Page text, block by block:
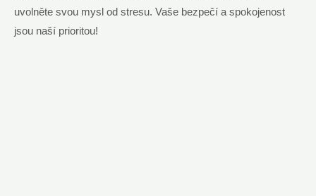
uvolněte svou mysl od stresu. Vaše bezpečí a spokojenost
jsou naší prioritou!